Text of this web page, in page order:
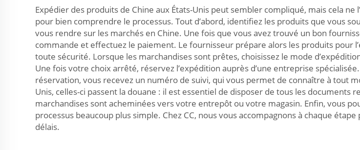
Expédier des produits de Chine aux États-Unis peut sembler compliqué, mais cela
pour bien comprendre le processus. Tout d’abord, identifiez les produits que vous
vous rendre sur les marchés en Chine. Une fois que vous avez trouvé un bon
commande et effectuez le paiement. Le fournisseur prépare alors les produits pour
toute sécurité. Lorsque les marchandises sont prêtes, choisissez le mode
Une fois votre choix arrêté, réservez l’expédition auprès d’une entreprise
réservation, vous recevez un numéro de suivi, qui vous permet de connaître à tout
Unis, celles-ci passent la douane : il est essentiel de disposer de tous les documents
marchandises sont acheminées vers votre entrepôt ou votre magasin. Enfin, vous
processus beaucoup plus simple. Chez CC, nous vous accompagnons à chaque
délais.